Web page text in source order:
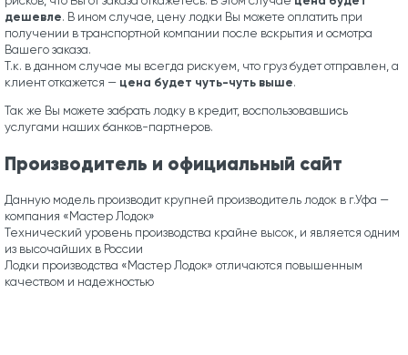
дешевле. В ином случае, цену лодки Вы можете оплатить при
получении в транспортной компании после вскрытия и осмотра
Вашего заказа.
Т.к. в данном случае мы всегда рискуем, что груз будет отправлен, а
клиент откажется — цена будет чуть-чуть выше.
Так же Вы можете забрать лодку в кредит, воспользовавшись
услугами наших банков-партнеров.
Производитель и официальный сайт
Данную модель производит крупней производитель лодок в г.Уфа —
компания «Мастер Лодок»
Технический уровень производства крайне высок, и является одним
из высочайших в России
Лодки производства «Мастер Лодок» отличаются повышенным
качеством и надежностью